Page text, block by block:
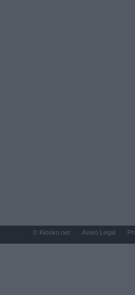
© Kiosko.net Aviso Legal